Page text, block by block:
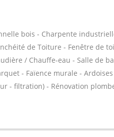
bois - Charpente
de Toiture - Fenêtre de
/ Chauffe-eau - Salle de
- Faïence murale -
- filtration) - Rénovation